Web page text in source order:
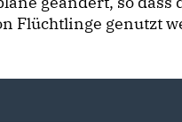
Flüchtlinge genutzt